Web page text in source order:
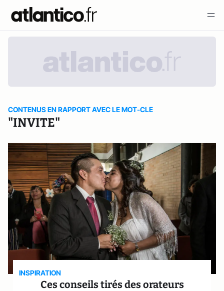
CONTENUS EN RAPPORT AVEC LE MOT-CLE
"INVITE"
INSPIRATION
Ces conseils tirés des orateurs